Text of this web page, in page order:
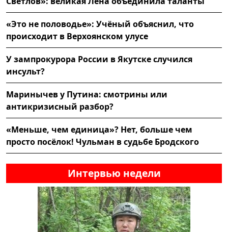
«Это не половодье»: Учёный объяснил, что
происходит в Верхоянском улусе
У зампрокурора России в Якутске случился
инсульт?
Маринычев у Путина: смотрины или
антикризисный разбор?
«Меньше, чем единица»? Нет, больше чем
просто посёлок! Чульман в судьбе Бродского
Интервью недели